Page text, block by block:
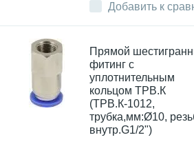
Добавить к
Прямой
фитинг с
уплотнительным
кольцом ТРВ.К
(ТРВ.К-1012,
трубка,мм:Ø10,
внутр.G1/2")